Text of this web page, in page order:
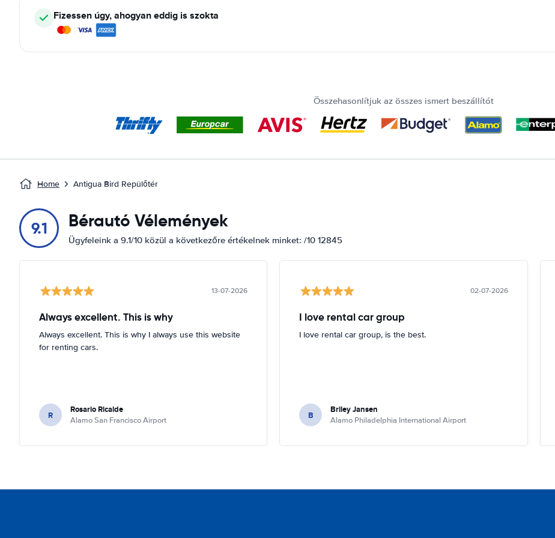
Fizessen úgy, ahogyan eddig is szokta
Összehasonlítjuk az összes ismert beszállítót
Home Antigua Bird Repülőtér
9.1 Bérautó Vélemények
Ügyfeleink a 9.1/10 közül a következőre értékelnek minket: /10 12845
13-07-2026
Always excellent. This is why
Always excellent. This is why I always use this website
for renting cars.
R Rosario Ricalde
Alamo San Francisco Airport
02-07-2026
I love rental car group
I love rental car group, is the best.
B Briley Jansen
Alamo Philadelphia International Airport